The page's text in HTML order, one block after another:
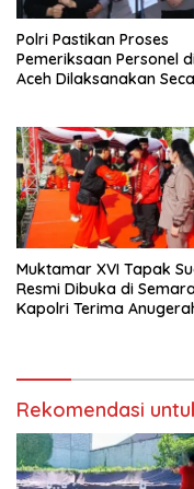
Polri Pastikan Proses
Pemeriksaan Personel
Aceh Dilaksanakan
Muktamar XVI Tapak
Resmi Dibuka di
Kapolri Terima
Rekomendasi